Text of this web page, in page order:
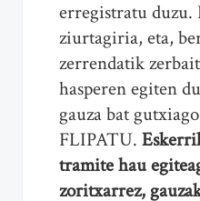
erregistratu duzu.
ziurtagiria, eta,
zerrendatik
hasperen egiten
gauza bat
FLIPATU.
tramite hau
zoritxarrez,